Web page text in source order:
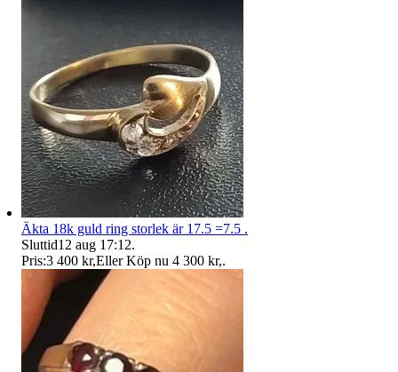
Äkta 18k guld ring storlek är 17.5 =7.5 .
Sluttid12 aug 17:12.
Pris:3 400 kr,Eller Köp nu 4 300 kr,.